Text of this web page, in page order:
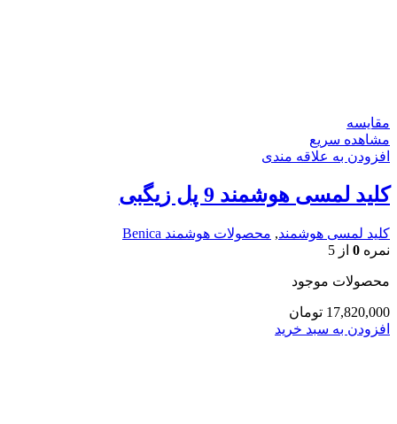
مقایسه
مشاهده سریع
افزودن به علاقه مندی
کلید لمسی هوشمند 9 پل زیگبی
کلید لمسی هوشمند, محصولات هوشمند Benica
نمره 0 از 5
محصولات موجود
17,820,000 تومان
افزودن به سبد خرید